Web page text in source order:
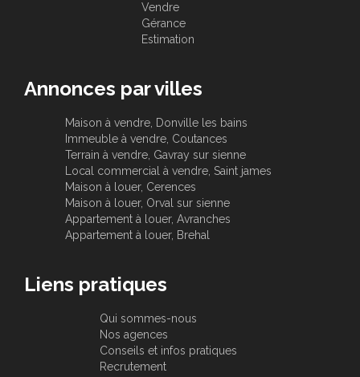
Vendre
Gérance
Estimation
Annonces par villes
Maison à vendre, Donville les bains
Immeuble à vendre, Coutances
Terrain à vendre, Gavray sur sienne
Local commercial à vendre, Saint james
Maison à louer, Cerences
Maison à louer, Orval sur sienne
Appartement à louer, Avranches
Appartement à louer, Brehal
Liens pratiques
Qui sommes-nous
Nos agences
Conseils et infos pratiques
Recrutement